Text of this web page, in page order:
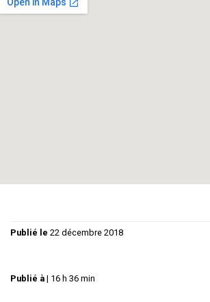
Abellan (valvert), Jean Louis Sarah
Publié le 22 décembre 2018
Publié à | 16 h 36 min